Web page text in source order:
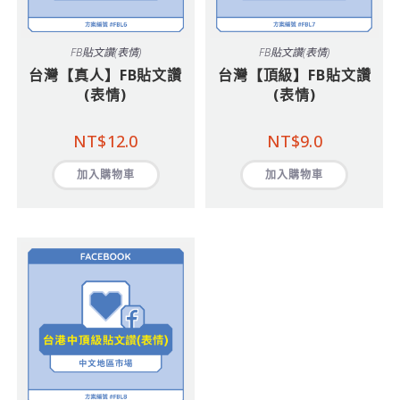
FB貼文讚(表情)
台灣【真人】FB貼文讚
(表情)
NT$12.0
加入購物車
FB貼文讚(表情)
台灣【頂級】FB貼文讚
(表情)
NT$9.0
加入購物車